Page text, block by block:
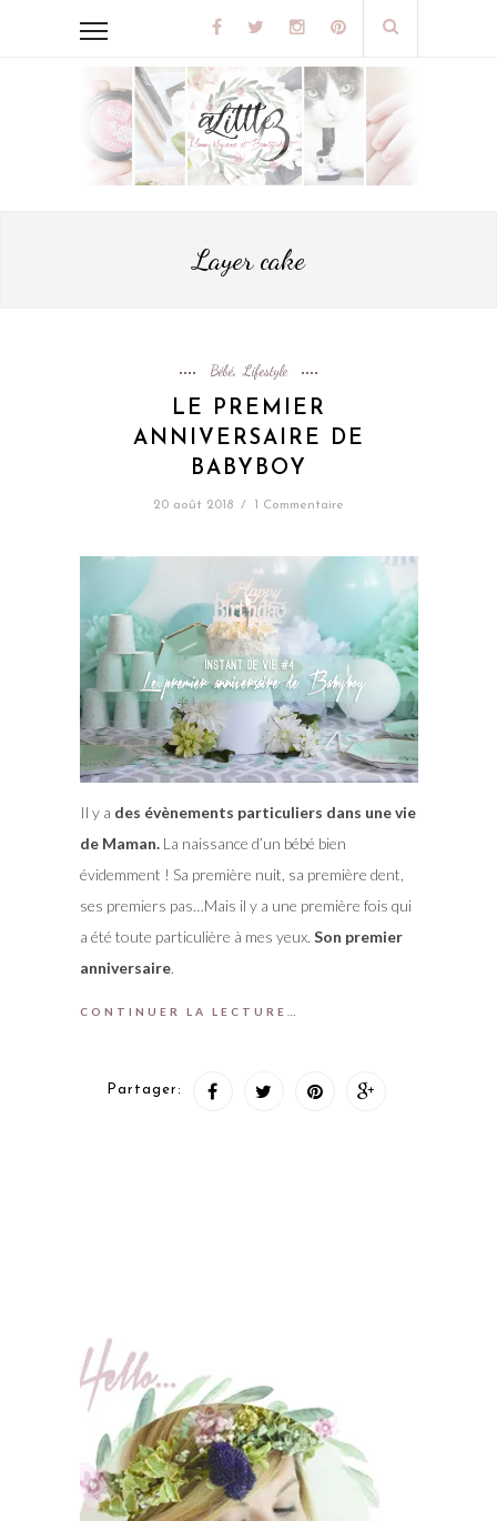
Layer cake
Bébé, Lifestyle
LE PREMIER
ANNIVERSAIRE DE
BABYBOY
20 août 2018 / 1 Commentaire
Il y a des évènements particuliers dans une vie
de Maman.La naissance d’un bébé bien
évidemment ! Sa première nuit, sa première dent,
ses premiers pas…Mais il y a une première fois qui
a été toute particulière à mes yeux. Son premier
anniversaire.
CONTINUER LA LECTURE…
Partager: